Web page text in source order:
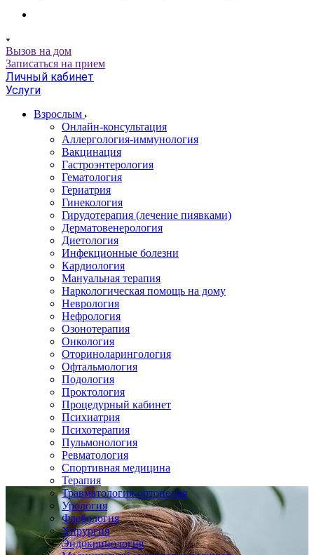
Вызов на дом
Записаться на прием
Личный кабинет
Услуги
Взрослым
Онлайн-консультация
Аллергология-иммунология
Вакцинация
Гастроэнтерология
Гематология
Гериатрия
Гинекология
Гирудотерапия (лечение пиявками)
Дерматовенерология
Диетология
Инфекционные болезни
Кардиология
Мануальная терапия
Наркологическая помощь на дому
Неврология
Нефрология
Озонотерапия
Онкология
Оториноларингология
Офтальмология
Подология
Проктология
Процедурный кабинет
Психиатрия
Психотерапия
Пульмонология
Ревматология
Спортивная медицина
Терапия
Травматология-ортопедия
Урология
Флебология
Хирургия
Эндокринология